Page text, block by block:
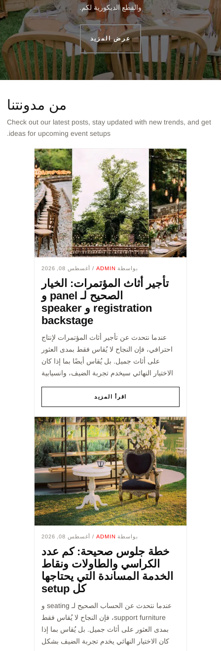
والقطع الديكورية لكم.
عرض المزيد
من مدونتنا
Check out our latest posts, stay updated with new trends, and get
ideas for upcoming event setups.
بواسطة ADMIN/ أغسطس 08, 2026
تأجير أثاث المؤتمرات: الخيار
الصحيح لـ panel و
registration و speaker
backstage
عندما نتحدث عن تأجير أثاث المؤتمرات لإنتاج
احترافي، فإن النجاح لا يُقاس فقط بمدى العثور
على أثاث جميل. بل يُقاس أيضًا بما إذا كان
الاختيار النهائي سيخدم تجربة الضيف، وانسيابية
اقرأ المزيد
بواسطة ADMIN/ أغسطس 08, 2026
خطة جلوس صحيحة: كم عدد
الكراسي والطاولات ونقاط
الخدمة المساندة التي يحتاجها
كل setup
عندما نتحدث عن الحساب الصحيح لـ seating و
support furniture، فإن النجاح لا يُقاس فقط
بمدى العثور على أثاث جميل. بل يُقاس بما إذا
كان الاختيار النهائي يخدم تجربة الضيف بشكل